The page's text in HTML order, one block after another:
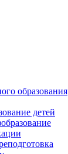
образования
детей